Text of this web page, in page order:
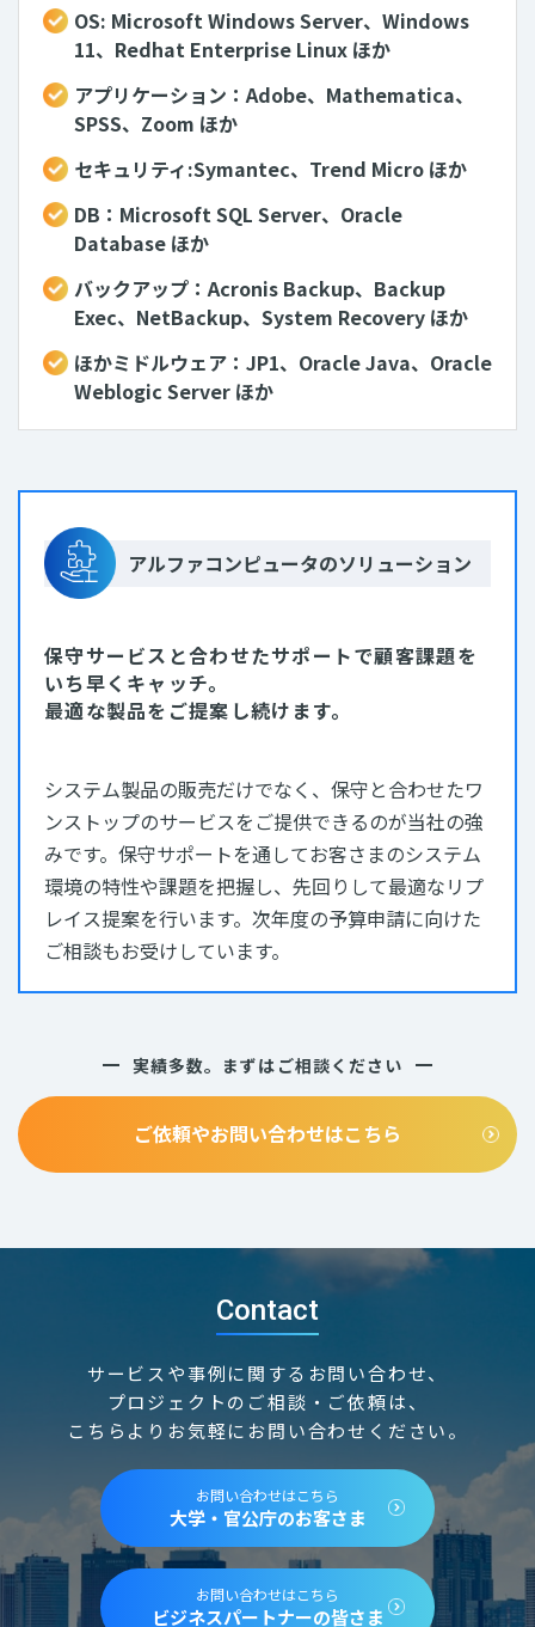
OS: Microsoft Windows Server、Windows
11、Redhat Enterprise Linux ほか
アプリケーション：Adobe、Mathematica、
SPSS、Zoom ほか
セキュリティ:Symantec、Trend Micro ほか
DB：Microsoft SQL Server、Oracle
Database ほか
バックアップ：Acronis Backup、Backup
Exec、NetBackup、System Recovery ほか
ほかミドルウェア：JP1、Oracle Java、Oracle
Weblogic Server ほか
アルファコンピュータのソリューション
保守サービスと合わせたサポートで顧客課題を
いち早くキャッチ。
最適な製品をご提案し続けます。
システム製品の販売だけでなく、保守と合わせたワ
ンストップのサービスをご提供できるのが当社の強
みです。保守サポートを通してお客さまのシステム
環境の特性や課題を把握し、先回りして最適なリプ
レイス提案を行います。次年度の予算申請に向けた
ご相談もお受けしています。
実績多数。まずはご相談ください
ご依頼やお問い合わせはこちら
Contact
サービスや事例に関するお問い合わせ、
プロジェクトのご相談・ご依頼は、
こちらよりお気軽にお問い合わせください。
お問い合わせはこちら
大学・官公庁のお客さま
お問い合わせはこちら
ビジネスパートナーの皆さま